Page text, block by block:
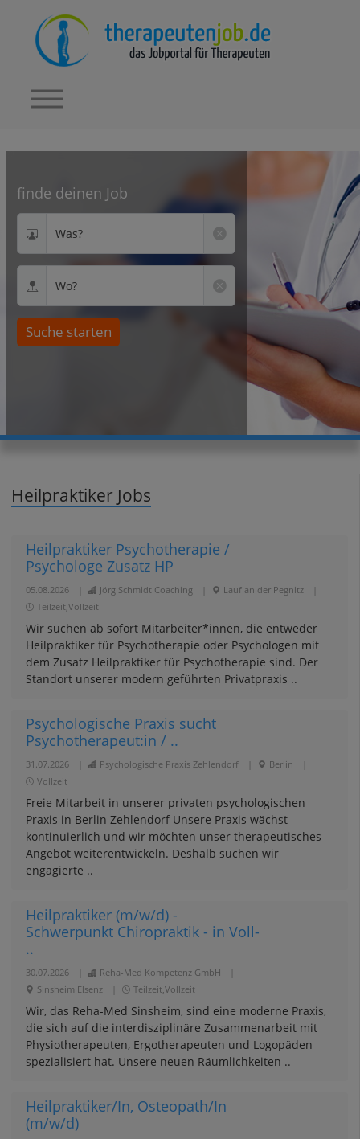
finde deinen Job
Was?
Wo?
Suche starten
Heilpraktiker Jobs
Heilpraktiker Psychotherapie /
Psychologe Zusatz HP
05.08.2026 Jörg Schmidt Coaching Lauf an der Pegnitz
Teilzeit,Vollzeit
Wir suchen ab sofort Mitarbeiter*innen, die entweder
Heilpraktiker für Psychotherapie oder Psychologen mit
dem Zusatz Heilpraktiker für Psychotherapie sind. Der
Standort unserer modern geführten Privatpraxis ..
Psychologische Praxis sucht
Psychotherapeut:in / ..
31.07.2026 Psychologische Praxis Zehlendorf Berlin
Vollzeit
Freie Mitarbeit in unserer privaten psychologischen
Praxis in Berlin Zehlendorf Unsere Praxis wächst
kontinuierlich und wir möchten unser therapeutisches
Angebot weiterentwickeln. Deshalb suchen wir
engagierte ..
Heilpraktiker (m/w/d) -
Schwerpunkt Chiropraktik - in Voll-
..
30.07.2026 Reha-Med Kompetenz GmbH
Sinsheim Elsenz
Teilzeit,Vollzeit
Wir, das Reha-Med Sinsheim, sind eine moderne Praxis,
die sich auf die interdisziplinäre Zusammenarbeit mit
Physiotherapeuten, Ergotherapeuten und Logopäden
spezialisiert hat. Unsere neuen Räumlichkeiten ..
Heilpraktiker/In, Osteopath/In
(m/w/d)